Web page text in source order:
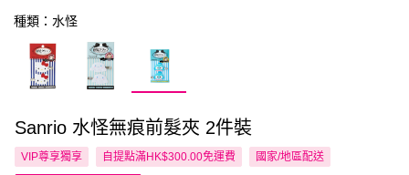
種類：水怪
Sanrio 水怪無痕前髮夾 2件裝
VIP尊享獨享 自提點滿HK$300.00免運費 國家/地區配送